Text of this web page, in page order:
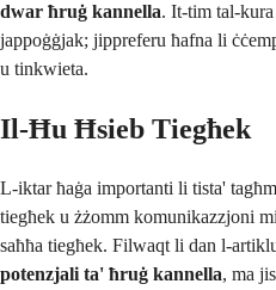
dwar ħruġ kannella. It-tim tal-
jappoġġjak; jippreferu ħafna li
u tinkwieta.
Il-Ħu Ħsieb Tiegħek
L-iktar ħaġa importanti li tista'
tiegħek u żżomm komunikazzjoni
saħħa tiegħek. Filwaqt li dan l-
potenzjali ta' ħruġ kannella, ma